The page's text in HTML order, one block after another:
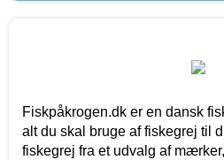
Fiskpåkrogen.dk er en dansk
alt du skal bruge af fiskegrej til
fiskegrej fra et udvalg af